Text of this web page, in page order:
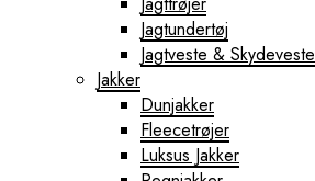
Jagtundertøj
Jagtveste & Skydeveste
Jakker
Dunjakker
Fleecetrøjer
Luksus Jakker